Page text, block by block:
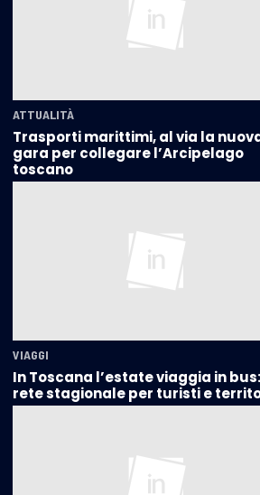
ATTUALITÀ
Trasporti marittimi, al via la
gara per collegare l’Arcipelago
toscano
VIAGGI
In Toscana l’estate viaggia in
rete stagionale per turisti e